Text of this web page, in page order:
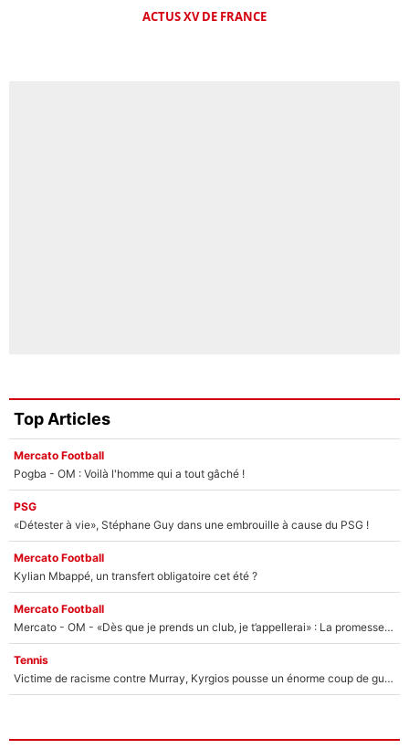
ACTUS XV DE FRANCE
Top Articles
Mercato Football
Pogba - OM : Voilà l'homme qui a tout gâché !
PSG
«Détester à vie», Stéphane Guy dans une embrouille à cause du PSG !
Mercato Football
Kylian Mbappé, un transfert obligatoire cet été ?
Mercato Football
Mercato - OM - «Dès que je prends un club, je t’appellerai» : La promesse de Marcelino au moment de claquer la porte
Tennis
Victime de racisme contre Murray, Kyrgios pousse un énorme coup de gueule !